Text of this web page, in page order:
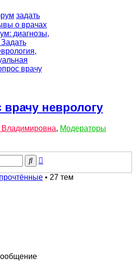
задать
о врачах
диагнозы,
врачу
неврологу
Владимировна, Модераторы
Поиск
• 27 тем